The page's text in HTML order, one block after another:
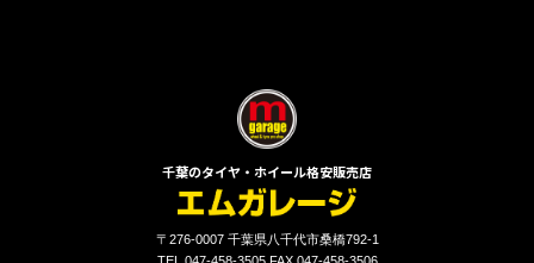
千葉のタイヤ・ホイール格安販売店
〒276-0007 千葉県八千代市桑橋792-1